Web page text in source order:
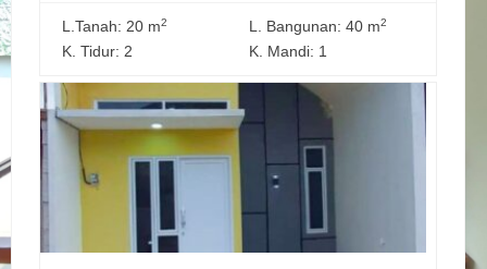
L.Tanah: 20 m2 L. Bangunan: 40 m2
K. Tidur: 2 K. Mandi: 1